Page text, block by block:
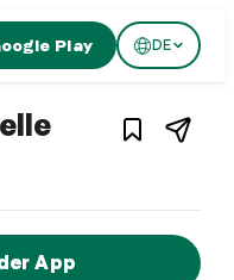
Play DE 1 3
–
App